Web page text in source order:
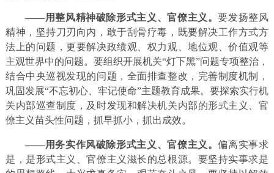
——用整风精神破除形式主义、官僚主义。要发扬整风
精神，坚持刀刃向内，敢于刮骨疗毒，既要解决工作方式方
法上的问题，更要解决政绩观、权力观、地位观、价值观等
主观世界中的问题。要组织开展机关“灯下黑”问题专项整治，
结合中央巡视发现的问题，全面排查整改，完善制度机制，
巩固发展“不忘初心、牢记使命”主题教育成果。要探索实行机
关内部巡查制度，及时发现和解决机关内部的形式主义、官
僚主义苗头性问题，抓早抓小，抓出成效。
——用务实作风破除形式主义、官僚主义。偏离实事求
是，是形式主义、官僚主义滋长的总根源。要坚持实事求是